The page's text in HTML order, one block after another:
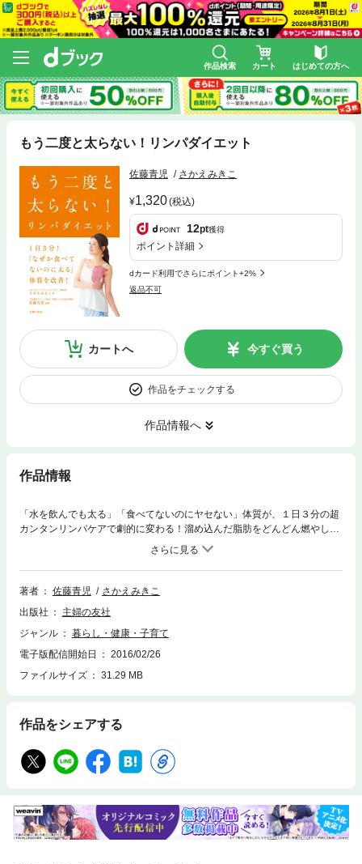
作品検索 カート はじめての方へ
もう二度と太らない！リンパダイエット
佐藤青児 さかえみきこ
1,320(税込)
12pt獲得
ポイント詳細
dカード利用でさらにポイント+2%
返品不可
カートへ 今すぐ買う
作品をチェックする
作品情報へ
作品情報
「水を飲んでも太る」「食べてないのにヤセない」体質が、１日３分の超
カンタンリンパケアで劇的に変わる！溜め込んだ脂肪をどんどん燃やし、
疲れや不調のもとである老廃物や、むくみの原因になる余分な水分も自然
にドドっと流れ出る、超・解毒体質にスイッチさせます！しかも、あれこ
れ複数のストレッチをする必要もなく、３分で終わる基本ケアを好きなと
きに行うだけでＯＫ！「痩せたいけど運動はしたくない…」「忙しくて運
丈夫！ やる気も努力も必要なく「勝手に脂肪が燃える」体質になれるの
が、さとう式リンパダイエット！
著者 佐藤青児
さかえみきこ
出版社
主婦の友社
ジャンル
暮らし・健康・子育て
電子版配信開始日
2016/02/26
ファイルサイズ
31.29 MB
作品をシェアする